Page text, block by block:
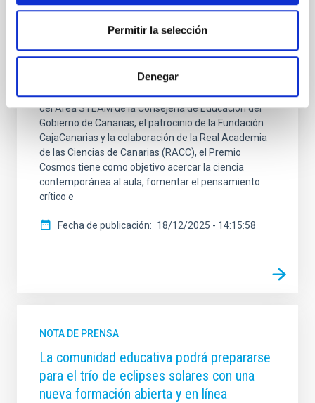
Permitir la selección
Denegar
anunciado las obras finalistas del Premio Cosmos, en
sus dos categorías principales: Premio Cosmos
proyecto educativo internacional que llega por
primera vez a España desde Canarias. Con el apoyo
del Área STEAM de la Consejería de Educación del
Gobierno de Canarias, el patrocinio de la Fundación
CajaCanarias y la colaboración de la Real Academia
de las Ciencias de Canarias (RACC), el Premio
Cosmos tiene como objetivo acercar la ciencia
contemporánea al aula, fomentar el pensamiento
crítico e
Fecha de publicación 18/12/2025 - 14:15:58
NOTA DE PRENSA
La comunidad educativa podrá prepararse
para el trío de eclipses solares con una
nueva formación abierta y en línea